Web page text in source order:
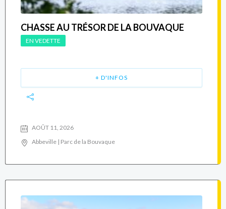
CHASSE AU TRÉSOR DE LA BOUVAQUE
EN VEDETTE
+ D'INFOS
AOÛT 11, 2026
Abbeville | Parc de la Bouvaque